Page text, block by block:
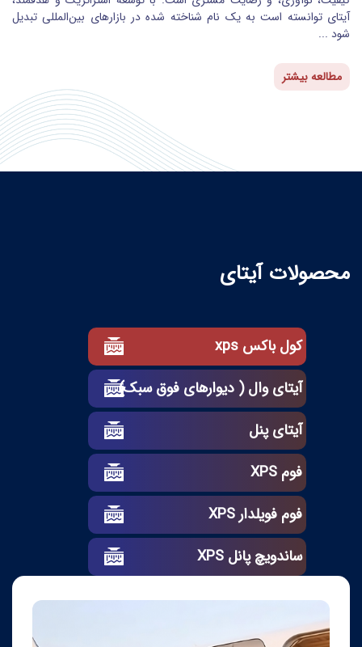
آیتای توانسته است به یک نام شناخته شده در بازارهای بین‌المللی تبدیل
شود ...
مطالعه بیشتر
محصولات آیتای
کول باکس xps
آیتای وال ( دیوارهای فوق سبک)
آیتای پنل
فوم XPS
فوم فویلدار XPS
ساندویچ پانل XPS